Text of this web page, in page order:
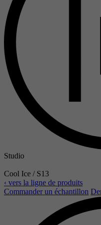
Studio
Cool Ice / S13
‹ vers la ligne de produits
Commander un échantillon